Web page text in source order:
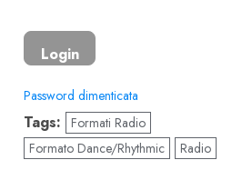
Password dimenticata
Tags: Formati Radio
Formato Dance/Rhythmic
Radio